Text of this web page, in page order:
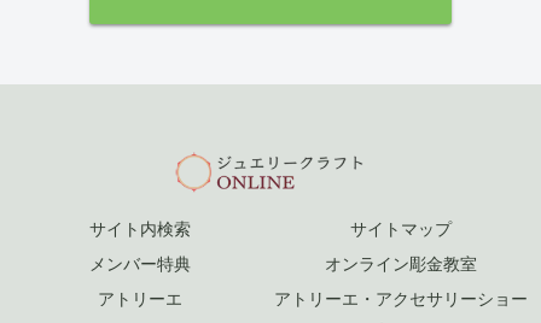
サイト内検索
サイトマップ
メンバー特典
オンライン彫金教室
アトリーエ
アトリーエ・アクセサリーショー